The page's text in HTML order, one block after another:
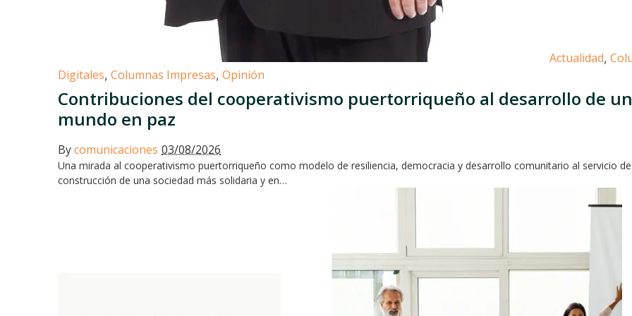
Actualidad,
Digitales, Columnas Impresas, Opinión
Contribuciones del cooperativismo puertorriqueño al desarrollo de un
mundo en paz
Bycomunicaciones 03/08/2026
Una mirada al cooperativismo puertorriqueño como modelo de resiliencia, democracia y desarrollo comunitario al servicio
construcción de una sociedad más solidaria y en…